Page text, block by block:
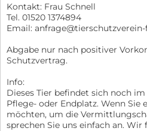
Kontakt: Frau Schnell
Tel. 01520 1374894
Email:
Abgabe nur nach positiver
Schutzvertrag.
Info:
Dieses Tier befindet sich noch
Pflege- oder Endplatz. Wenn Sie
möchten, um die
sprechen Sie uns einfach an. Wir